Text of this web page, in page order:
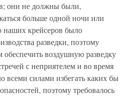
они не должны были,
больше одной ночи или
наших крейсеров было
разведки, поэтому
обеспечить воздушную разведку
с неприятелем и во время
всеми силами избегать каких бы
поэтому требовалось